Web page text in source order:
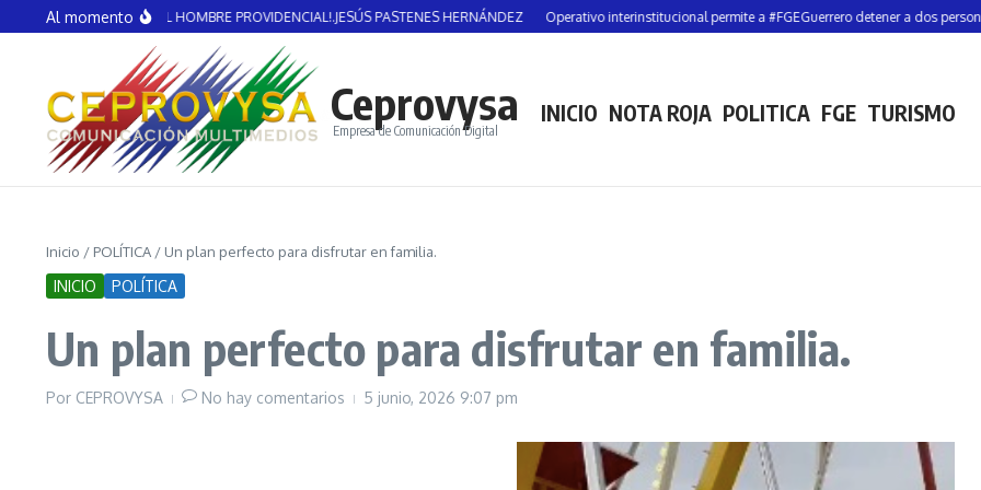
Saltar al contenido
Al momento
¡EL HOMBRE PROVIDENCIAL!.JESÚS PASTENES HERNÁNDEZ Operativo interinstitucional permite a #FGEGuerrero detener a dos personas y
Ceprovysa
Empresa de Comunicación Digital
INICIO NOTA ROJA POLITICA FGE TURISMO
Inicio / POLÍTICA / Un plan perfecto para disfrutar en familia.
INICIO POLÍTICA
Un plan perfecto para disfrutar en familia.
Por CEPROVYSA No hay comentarios 5 junio, 2026 9:07 pm